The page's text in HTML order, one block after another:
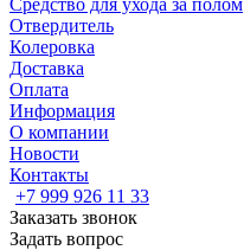
Средство для ухода за полом
Отвердитель
Колеровка
Доставка
Оплата
Информация
О компании
Новости
Контакты
+7 999 926 11 33
Заказать звонок
Задать вопрос